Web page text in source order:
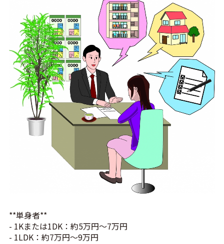
**単身者**
- 1Kまたは1DK：約5万円〜7万円
- 1LDK：約7万円〜9万円